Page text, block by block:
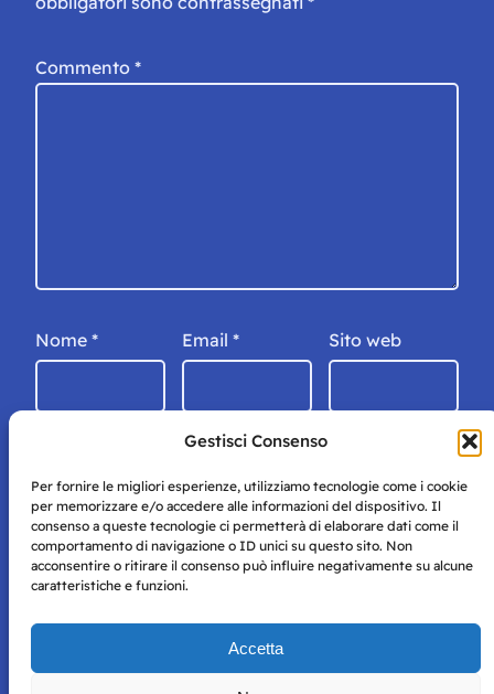
Gestisci Consenso
Per fornire le migliori esperienze, utilizziamo tecnologie come i cookie
per memorizzare e/o accedere alle informazioni del dispositivo. Il
consenso a queste tecnologie ci permetterà di elaborare dati come il
comportamento di navigazione o ID unici su questo sito. Non
acconsentire o ritirare il consenso può influire negativamente su alcune
caratteristiche e funzioni.
Accetta
Commento *
Nome * Email * Sito web
Storie di Napoli è una testata registrata presso il tribunale di